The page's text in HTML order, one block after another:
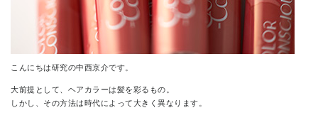
こんにちは研究の中西京介です。
大前提として、ヘアカラーは髪を彩るもの。
しかし、その方法は時代によって大きく異なります。